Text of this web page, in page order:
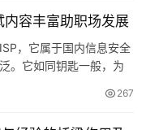
内容丰富助职场发展
，它属于国内信息安全
。它如同钥匙一般，为
267